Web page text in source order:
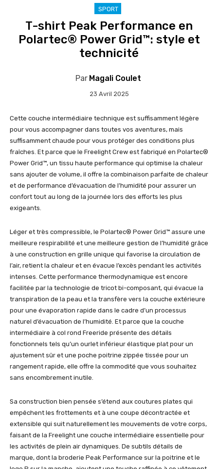
SPORT
T-shirt Peak Performance en
Polartec® Power Grid™: style et
technicité
Par Magali Coulet
23 Avril 2025
Cette couche intermédiaire technique est suffisamment légère
pour vous accompagner dans toutes vos aventures, mais
suffisamment chaude pour vous protéger des conditions plus
fraîches. Et parce que le Freelight Crew est fabriqué en Polartec®
Power Grid™, un tissu haute performance qui optimise la chaleur
sans ajouter de volume, il offre la combinaison parfaite de chaleur
et de performance d’évacuation de l’humidité pour assurer un
confort tout au long de la journée lors des efforts les plus
exigeants.
Léger et très compressible, le Polartec® Power Grid™ assure une
meilleure respirabilité et une meilleure gestion de l’humidité grâce
à une construction en grille unique qui favorise la circulation de
l’air, retient la chaleur et en évacue l’excès pendant les activités
intenses. Cette performance thermodynamique est encore
facilitée par la technologie de tricot bi-composant, qui évacue la
transpiration de la peau et la transfère vers la couche extérieure
pour une évaporation rapide dans le cadre d’un processus
naturel d’évacuation de l’humidité. Et parce que la couche
intermédiaire à col rond Freeride présente des détails
fonctionnels tels qu’un ourlet inférieur élastique plat pour un
ajustement sûr et une poche poitrine zippée tissée pour un
rangement rapide, elle offre la commodité que vous souhaitez
sans encombrement inutile.
Sa construction bien pensée s’étend aux coutures plates qui
empêchent les frottements et à une coupe décontractée et
extensible qui suit naturellement les mouvements de votre corps,
faisant de la Freelight une couche intermédiaire essentielle pour
les activités de plein air dynamiques. De subtils détails de
marque, dont la broderie Peak Performance sur la poitrine et le